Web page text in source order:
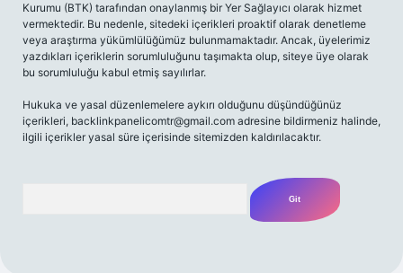
Kurumu (BTK) tarafından onaylanmış bir Yer Sağlayıcı olarak hizmet
vermektedir. Bu nedenle, sitedeki içerikleri proaktif olarak denetleme
veya araştırma yükümlülüğümüz bulunmamaktadır. Ancak, üyelerimiz
yazdıkları içeriklerin sorumluluğunu taşımakta olup, siteye üye olarak
bu sorumluluğu kabul etmiş sayılırlar.
Hukuka ve yasal düzenlemelere aykırı olduğunu düşündüğünüz
içerikleri, backlinkpanelicomtr@gmail.com adresine bildirmeniz halinde,
ilgili içerikler yasal süre içerisinde sitemizden kaldırılacaktır.